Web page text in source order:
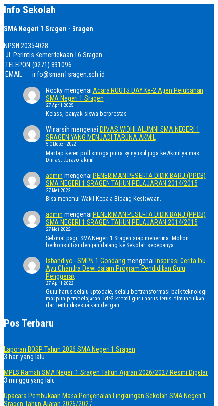
Info Sekolah
SMA Negeri 1 Sragen - Sragen
NPSN 20354028
Jl. Perintis Kemerdekaan 16 Sragen
TELEPON (0271) 891096
EMAIL
info@sman1sragen.sch.id
Rockymengenai Acara ROOTS DAY Ke-2 Agen Perubahan
SMA Negeri 1 Sragen
27 April 2025
Kelass, banyak siswa berprestasi
Winarsih mengenai DIMAS WIDHI ALUMNI SMA NEGERI 1
SRAGEN YANG MENJADI TARUNA AKMIL
5 Oktober 2022
Mantap keren poll smoga putra sy nyusul juga ke Akmil ya mas
Dimas...bravo akmil
admin mengenai PENERIMAN PESERTA DIDIK BARU (PPDB)
SMA NEGERI 1 SRAGEN TAHUN PELAJARAN 2014/2015
27 Mei 2022
Bisa menemui Wakil Kepala Bidang Kesiswaan.
admin mengenai PENERIMAN PESERTA DIDIK BARU (PPDB)
SMA NEGERI 1 SRAGEN TAHUN PELAJARAN 2014/2015
27 Mei 2022
Selamat pagi, SMA Negeri 1 Sragen siap menerima. Mohon
berkonsultasi dengan datang ke Sekolah secepanya.
Isbandiyo - SMPN 1 Gondang mengenai Inspirasi Cerita Ibu
Ayu Chandra Dewi dalam Program Pendidikan Guru
Penggerak
27 April 2022
Guru harus selalu uptodate, selalu bertransformasi baik teknologi
maupun pembelajaran. Ide2 kreatif guru harus terus dimunculkan
dan tentu disesuaikan dengan…
Pos Terbaru
Laporan BOSP Tahun 2026 SMA Negeri 1 Sragen
3 hari yang lalu
MPLS Ramah SMA Negeri 1 Sragen Tahun Ajaran 2026/2027 Resmi Digelar
3 minggu yang lalu
Upacara Pembukaan Masa Pengenalan Lingkungan Sekolah SMA Negeri 1
Sragen Tahun Ajaran 2026/2027